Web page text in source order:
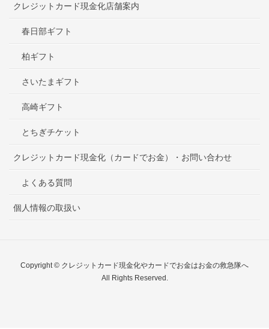
クレジットカード現金化店舗案内
春日部ギフト
柏ギフト
さいたまギフト
高崎ギフト
とちぎチケット
クレジットカード現金化（カードでお金）・お問い合わせ
よくある質問
個人情報の取扱い
Copyright © クレジットカード現金化やカードでお金はお金の救急隊へ
All Rights Reserved.